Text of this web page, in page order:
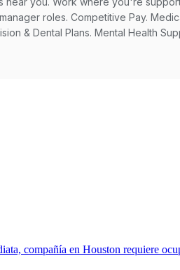
compañía en Houston requiere